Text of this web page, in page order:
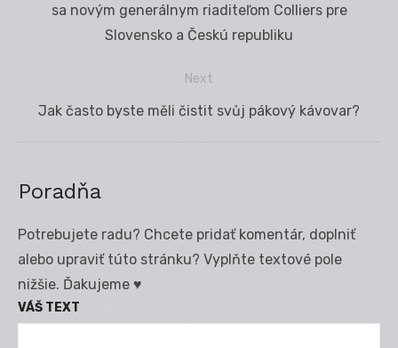
post:sa novým generálnym riaditeľom Colliers pre
Slovensko a Českú republiku
Next
Next
Jak často byste měli čistit svůj pákový kávovar?
Poradňa
Potrebujete radu? Chcete pridať komentár, doplniť
alebo upraviť túto stránku? Vyplňte textové pole
nižšie. Ďakujeme ♥
VÁŠ TEXT